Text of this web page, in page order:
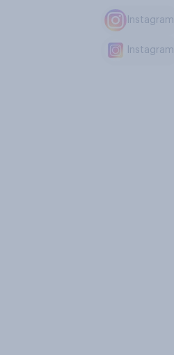
Instagram
Instagram